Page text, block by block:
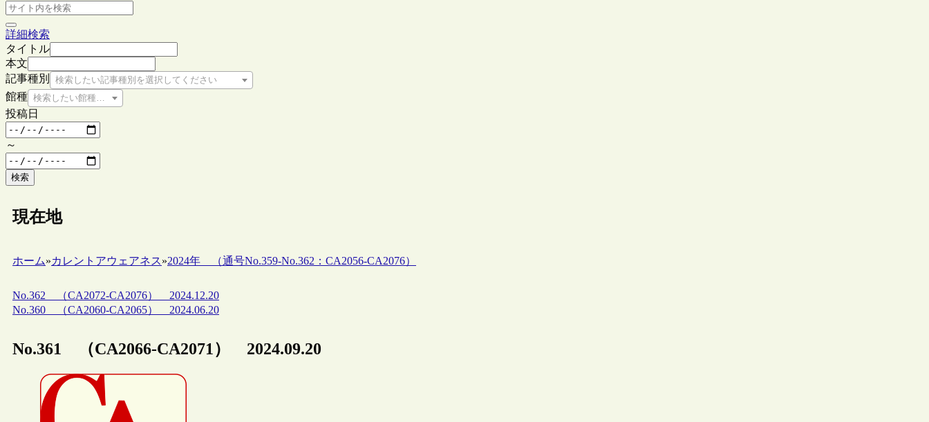
詳細検索
タイトル
本文
記事種別
検索したい記事種別を選択してください
館種 検索したい館種を選択してください
投稿日
～
検索
現在地
ホーム»カレントアウェアネス»2024年 （通号No.359-No.362：CA2056-CA2076）
No.362 （CA2072-CA2076） 2024.12.20
No.360 （CA2060-CA2065） 2024.06.20
No.361 （CA2066-CA2071） 2024.09.20